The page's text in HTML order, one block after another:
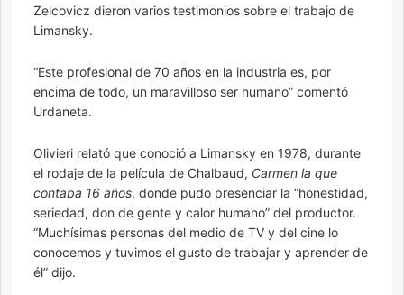
Zelcovicz dieron varios testimonios sobre el trabajo de
Limansky.
“Este profesional de 70 años en la industria es, por
encima de todo, un maravilloso ser humano” comentó
Urdaneta.
Olivieri relató que conoció a Limansky en 1978, durante
el rodaje de la película de Chalbaud, Carmen la que
contaba 16 años, donde pudo presenciar la “honestidad,
seriedad, don de gente y calor humano” del productor.
“Muchísimas personas del medio de TV y del cine lo
conocemos y tuvimos el gusto de trabajar y aprender de
él” dijo.